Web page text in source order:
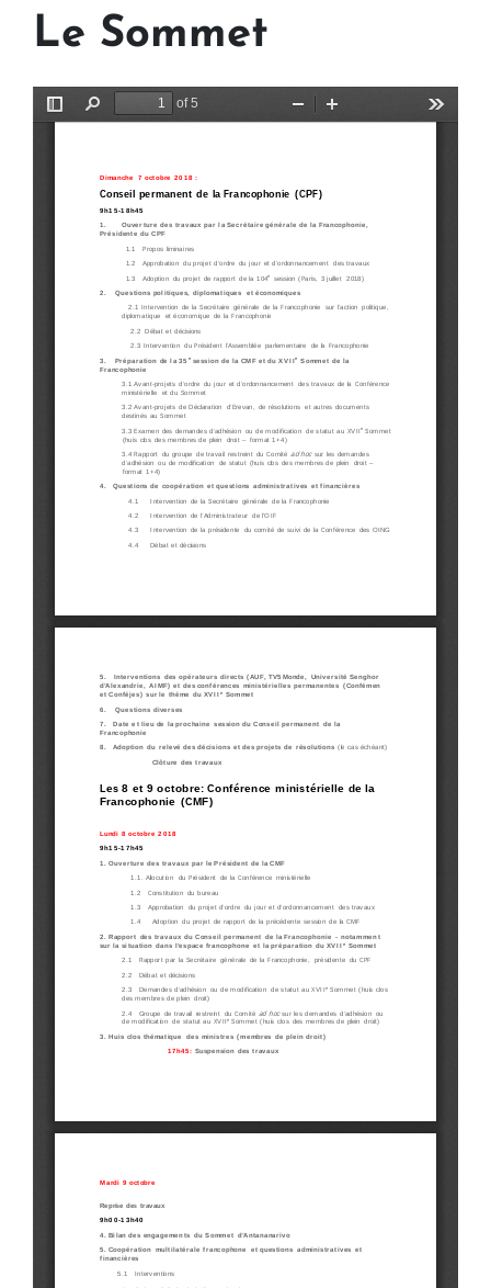
Le Sommet